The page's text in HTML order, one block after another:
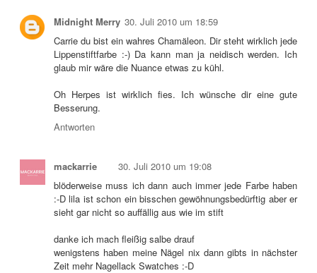
Midnight Merry 30. Juli 2010 um 18:59
Carrie du bist ein wahres Chamäleon. Dir steht wirklich jede
Lippenstiftfarbe :-) Da kann man ja neidisch werden. Ich
glaub mir wäre die Nuance etwas zu kühl.
Oh Herpes ist wirklich fies. Ich wünsche dir eine gute
Besserung.
Antworten
mackarrie
30. Juli 2010 um 19:08
blöderweise muss ich dann auch immer jede Farbe haben
:-D lila ist schon ein bisschen gewöhnungsbedürftig aber er
sieht gar nicht so auffällig aus wie im stift
danke ich mach fleißig salbe drauf
wenigstens haben meine Nägel nix dann gibts in nächster
Zeit mehr Nagellack Swatches :-D